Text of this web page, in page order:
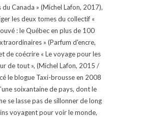
Canada » (Michel Lafon, 2017),
les deux tomes du collectif «
: le Québec en plus de 100
» (Parfum d'encre,
de coécrire « Le voyage pour les
de tout », (Michel Lafon, 2015 /
le blogue Taxi-brousse en 2008
soixantaine de pays, dont le
se lasse pas de sillonner de long
voyagent pour voir le monde,